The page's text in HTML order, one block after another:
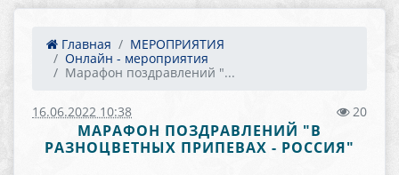
Главная
МЕРОПРИЯТИЯ
Онлайн - мероприятия
Марафон поздравлений "...
16.06.2022 10:38 20
МАРАФОН ПОЗДРАВЛЕНИЙ "В
РАЗНОЦВЕТНЫХ ПРИПЕВАХ - РОССИЯ"